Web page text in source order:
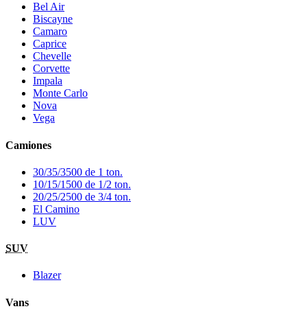
Bel Air
Biscayne
Camaro
Caprice
Chevelle
Corvette
Impala
Monte Carlo
Nova
Vega
Camiones
30/35/3500 de 1 ton.
10/15/1500 de 1/2 ton.
20/25/2500 de 3/4 ton.
El Camino
LUV
SUV
Blazer
Vans